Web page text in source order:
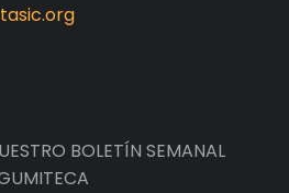
BOLETÍN SEMANAL